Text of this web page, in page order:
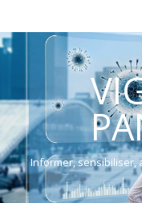
Informer, sensibiliser,